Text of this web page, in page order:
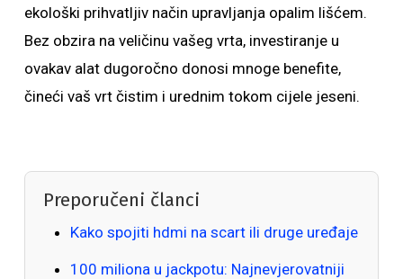
ekološki prihvatljiv način upravljanja opalim lišćem.
Bez obzira na veličinu vašeg vrta, investiranje u
ovakav alat dugoročno donosi mnoge benefite,
čineći vaš vrt čistim i urednim tokom cijele jeseni.
Preporučeni članci
Kako spojiti hdmi na scart ili druge uređaje
100 miliona u jackpotu: Najnevjerovatniji